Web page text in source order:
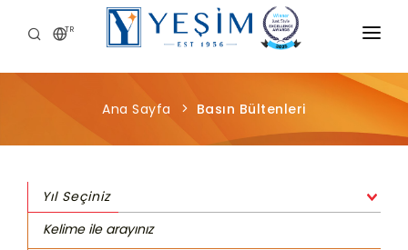
TR
KURUMSAL
ÜRÜNLERIMIZ
KARIYER
SÜRDÜRÜLEBILIRLIK
Ana Sayfa Basın Bültenleri
Yıl Seçiniz